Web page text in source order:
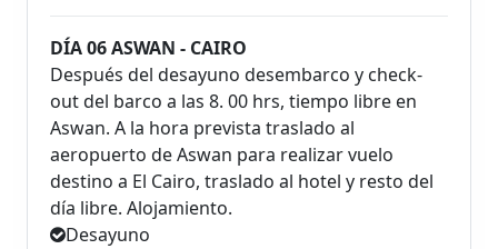
DÍA 06 ASWAN - CAIRO
Después del desayuno desembarco y check-
out del barco a las 8. 00 hrs, tiempo libre en
Aswan. A la hora prevista traslado al
aeropuerto de Aswan para realizar vuelo
destino a El Cairo, traslado al hotel y resto del
día libre. Alojamiento.
Desayuno